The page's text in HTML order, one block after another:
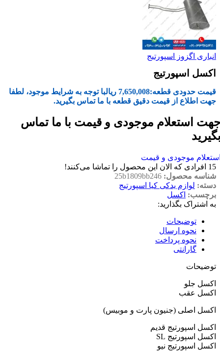
انباری اگزوز اسپورتیج
اکسل اسپورتیج
قیمت حدودی قطعه:7,650,008 ریالبا توجه به شرایط موجود، لطفا
جهت اطلاع از قیمت دقیق قطعه با ما تماس بگیرید.
استعلام موجودی و قیمت با ما تماس
موجودی و قیمت
15 افرادی که الان این محصول را تماشا می‌کنند!
شناسه محصول: 25b1809bb246
دسته: لوازم یدکی کیا اسپورتیج
برچسب: اکسل
به اشتراک بگذارید:
توضیحات
نحوه ارسال
نحوه پرداخت
گارانتی
توضیحات
اکسل جلو
اکسل عقب
اکسل اصلی (جنیون پارت و موبیس)
اکسل اسپورتیج قدیم
اکسل اسپورتیج SL
اکسل اسپورتیج نیو